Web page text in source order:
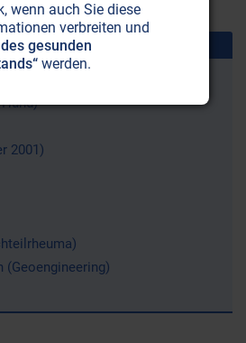
2001)
(Geoengineering)
wenn auch Sie diese
verbreiten und
gesunden
werden.